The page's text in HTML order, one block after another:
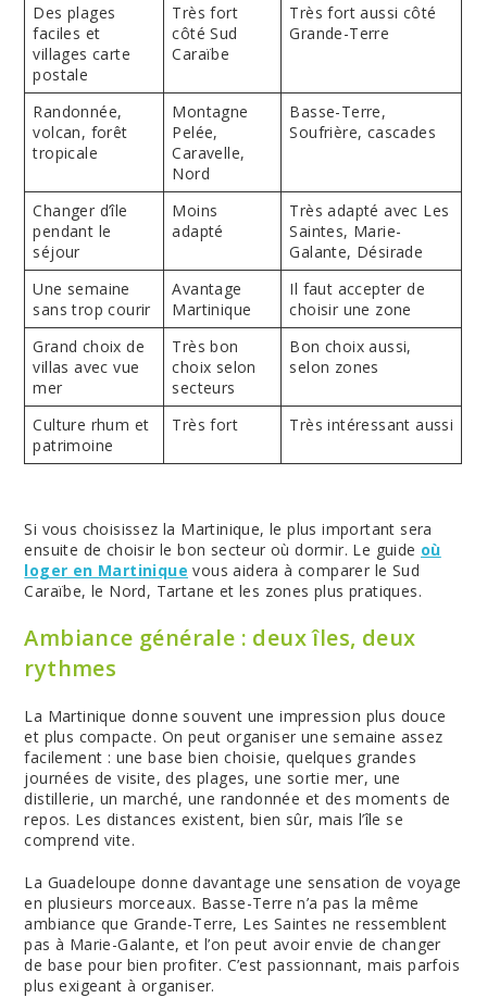
Des plages
faciles et
villages carte
postale
Très fort
côté Sud
Caraïbe
Très fort aussi côté
Grande-Terre
Randonnée,
volcan, forêt
tropicale
Montagne
Pelée,
Caravelle,
Nord
Basse-Terre,
Soufrière, cascades
Changer d’île
pendant le
séjour
Moins
adapté
Très adapté avec Les
Saintes, Marie-
Galante, Désirade
Une semaine
sans trop courir
Avantage
Martinique
Il faut accepter de
choisir une zone
Grand choix de
villas avec vue
mer
Très bon
choix selon
secteurs
Bon choix aussi,
selon zones
Culture rhum et
patrimoine
Très fort Très intéressant aussi
Si vous choisissez la Martinique, le plus important sera
ensuite de choisir le bon secteur où dormir. Le guide où
loger en Martinique vous aidera à comparer le Sud
Caraïbe, le Nord, Tartane et les zones plus pratiques.
Ambiance générale : deux îles, deux
rythmes
La Martinique donne souvent une impression plus douce
et plus compacte. On peut organiser une semaine assez
facilement : une base bien choisie, quelques grandes
journées de visite, des plages, une sortie mer, une
distillerie, un marché, une randonnée et des moments de
repos. Les distances existent, bien sûr, mais l’île se
comprend vite.
La Guadeloupe donne davantage une sensation de voyage
en plusieurs morceaux. Basse-Terre n’a pas la même
ambiance que Grande-Terre, Les Saintes ne ressemblent
pas à Marie-Galante, et l’on peut avoir envie de changer
de base pour bien profiter. C’est passionnant, mais parfois
plus exigeant à organiser.